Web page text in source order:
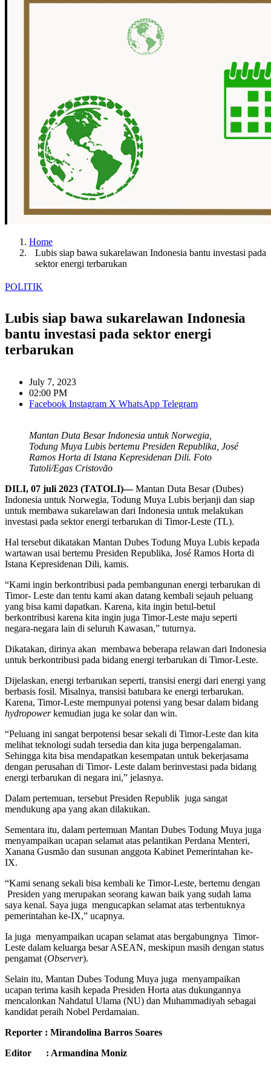
Home
Lubis siap bawa sukarelawan Indonesia bantu investasi pada
sektor energi terbarukan
POLITIK
Lubis siap bawa sukarelawan Indonesia
bantu investasi pada sektor energi
terbarukan
July 7, 2023
02:00 PM
Facebook Instagram X WhatsApp Telegram
Mantan Duta Besar Indonesia untuk Norwegia,
Todung Muya Lubis bertemu Presiden Republika, José
Ramos Horta di Istana Kepresidenan Dili. Foto
Tatoli/Egas Cristovão
DILI, 07 juli 2023 (TATOLI)—Mantan Duta Besar (Dubes)
Indonesia untuk Norwegia, Todung Muya Lubis berjanji dan siap
untuk membawa sukarelawan dari Indonesia untuk melakukan
investasi pada sektor energi terbarukan di Timor-Leste (TL).
Hal tersebut dikatakan Mantan Dubes Todung Muya Lubis kepada
wartawan usai bertemu Presiden Republika, José Ramos Horta di
Istana Kepresidenan Dili, kamis.
“Kami ingin berkontribusi pada pembangunan energi terbarukan di
Timor- Leste dan tentu kami akan datang kembali sejauh peluang
yang bisa kami dapatkan. Karena, kita ingin betul-betul
berkontribusi karena kita ingin juga Timor-Leste maju seperti
negara-negara lain di seluruh Kawasan,” tuturnya.
Dikatakan, dirinya akan membawa beberapa relawan dari Indonesia
untuk berkontribusi pada bidang energi terbarukan di Timor-Leste.
Dijelaskan, energi terbarukan seperti, transisi energi dari energi yang
berbasis fosil. Misalnya, transisi batubara ke energi terbarukan.
Karena, Timor-Leste mempunyai potensi yang besar dalam bidang
hydropowerkemudian juga ke solar dan win.
“Peluang ini sangat berpotensi besar sekali di Timor-Leste dan kita
melihat teknologi sudah tersedia dan kita juga berpengalaman.
Sehingga kita bisa mendapatkan kesempatan untuk bekerjasama
dengan perusahan di Timor- Leste dalam berinvestasi pada bidang
energi terbarukan di negara ini,” jelasnya.
Dalam pertemuan, tersebut Presiden Republik juga sangat
mendukung apa yang akan dilakukan.
Sementara itu, dalam pertemuan Mantan Dubes Todung Muya juga
menyampaikan ucapan selamat atas pelantikan Perdana Menteri,
Xanana Gusmão dan susunan anggota Kabinet Pemerintahan ke-
IX.
“Kami senang sekali bisa kembali ke Timor-Leste, bertemu dengan
Presiden yang merupakan seorang kawan baik yang sudah lama
saya kenal. Saya juga mengucapkan selamat atas terbentuknya
pemerintahan ke-IX,” ucapnya.
Ia juga menyampaikan ucapan selamat atas bergabungnya Timor-
Leste dalam keluarga besar ASEAN, meskipun masih dengan status
pengamat (Observer).
Selain itu, Mantan Dubes Todung Muya juga menyampaikan
ucapan terima kasih kepada Presiden Horta atas dukungannya
mencalonkan Nahdatul Ulama (NU) dan Muhammadiyah sebagai
kandidat peraih Nobel Perdamaian.
Reporter : Mirandolina Barros Soares
Editor : Armandina Moniz